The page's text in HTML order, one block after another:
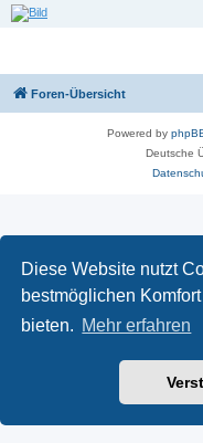
Diese Website nutzt
bestmöglichen
bieten. Mehr erfahren
Foren-Übersicht
Powered by
Deutsche